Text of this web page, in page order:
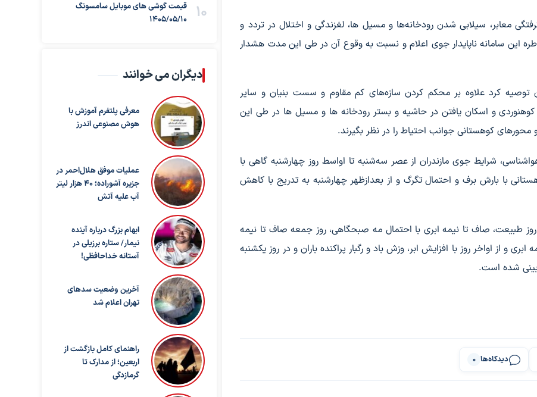
معابر، سیلابی شدن رودخانه‌ها و مسیل ها، لغزندگی و اختلال در تردد و
این سامانه ناپایدار جوی اعلام و نسبت به وقوع آن در طی این مدت هشدار
توصیه کرد علاوه بر محکم کردن سازه‌های کم مقاوم و سست بنیان و سایر
کوهنوردی و اسکان یافتن در حاشیه و بستر رودخانه ها و مسیل ها در طی این
کوهستانی جوانب احتیاط را در نظر بگیرند.
شرایط جوی مازندران از عصر سه‌شنبه تا اواسط روز چهارشنبه گاهی با
با بارش‌ برف و احتمال تگرگ و از بعدازظهر چهارشنبه به تدریج با کاهش
طبیعت، صاف تا نیمه‌ ابری با احتمال مه صبحگاهی، روز جمعه صاف تا نیمه‌
و از اواخر روز با افزایش ابر، وزش باد و رگبار پراکنده باران و در روز یکشنبه
شده است.
دیدگاه‌ها 0
قیمت گوشی های موبایل سامسونگ
1405/05/10
دیگران می خوانند
معرفی پلتفرم آموزش با
هوش مصنوعی اندرز
عملیات موفق هلال‌احمر در
جزیره آشوراده؛ ۴۰ هزار لیتر
آب علیه آتش
ابهام بزرگ درباره آینده
نیمار/ ستاره برزیلی در
آستانه خداحافظی!
آخرین وضعیت سدهای
تهران اعلام شد
راهنمای کامل بازگشت از
اربعین؛ از مدارک تا
گرمازدگی